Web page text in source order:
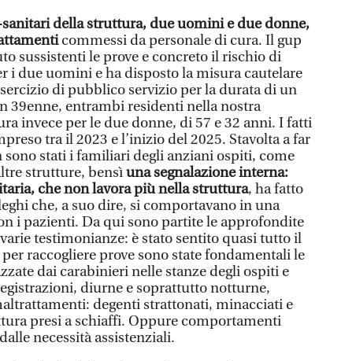
della struttura, due uomini e due donne,
commessi da personale di cura. Il gup
sussistenti le prove e concreto il rischio di
i due uomini e ha disposto la misura cautelare
di pubblico servizio per la durata di un
39enne, entrambi residenti nella nostra
invece per le due donne, di 57 e 32 anni. I fatti
tra il 2023 e l’inizio del 2025. Stavolta a far
sono stati i familiari degli anziani ospiti, come
strutture, bensìuna segnalazione interna:
che non lavora più nella struttura, ha fatto
che, a suo dire, si comportavano in una
i pazienti. Da qui sono partite le approfondite
testimonianze: è stato sentito quasi tutto il
raccogliere prove sono state fondamentali le
dai carabinieri nelle stanze degli ospiti e
diurne e soprattutto notturne,
degenti strattonati, minacciati e
presi a schiaffi. Oppure comportamenti
necessità assistenziali.